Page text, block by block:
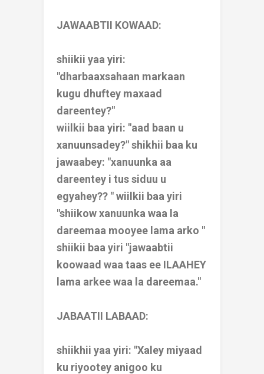
JAWAABTII KOWAAD:
shiikii yaa yiri:
"dharbaaxsahaan markaan
kugu dhuftey maxaad
dareentey?"
wiilkii baa yiri: "aad baan u
xanuunsadey?" shikhii baa ku
jawaabey: "xanuunka aa
dareentey i tus siduu u
egyahey?? " wiilkii baa yiri
"shiikow xanuunka waa la
dareemaa mooyee lama arko "
shiikii baa yiri "jawaabtii
koowaad waa taas ee ILAAHEY
lama arkee waa la dareemaa."
JABAATII LABAAD:
shiikhii yaa yiri: "Xaley miyaad
ku riyootey anigoo ku